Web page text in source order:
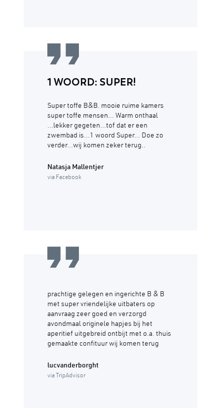
1 WOORD: SUPER!
Super toffe B&B. mooie ruime kamers
super toffe mensen... Warm onthaal
...lekker gegeten...tof dat er een
zwembad is...1 woord Super... Doe zo
verder...wij komen zeker terug..
Natasja Mallentjer
via Facebook
prachtige gelegen en ingerichte B & B
met super vriendelijke uitbaters op
aanvraag zeer goed en verzorgd
avondmaal originele hapjes bij het
aperitief uitgebreid ontbijt met o.a. thuis
gemaakte confituur wij komen terug
lucvanderborght
via TripAdvisor